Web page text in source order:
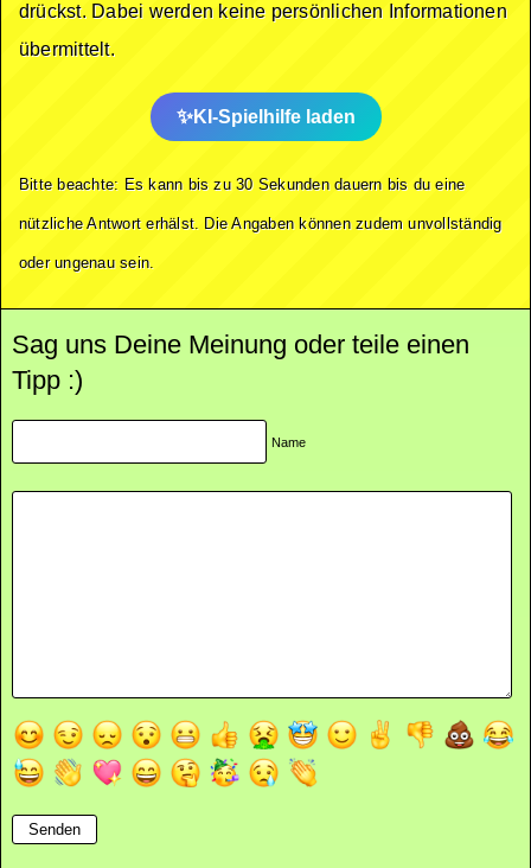
drückst. Dabei werden keine persönlichen Informationen
übermittelt.
KI-Spielhilfe laden
Bitte beachte: Es kann bis zu 30 Sekunden dauern bis du eine
nützliche Antwort erhälst. Die Angaben können zudem unvollständig
oder ungenau sein.
Sag uns Deine Meinung oder teile einen
Tipp :)
Name